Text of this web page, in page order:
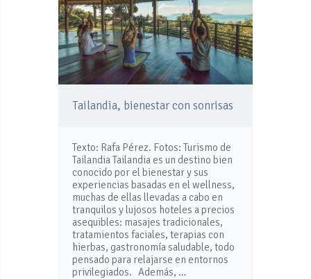
Tailandia, bienestar con sonrisas
Texto: Rafa Pérez. Fotos: Turismo de
Tailandia Tailandia es un destino bien
conocido por el bienestar y sus
experiencias basadas en el wellness,
muchas de ellas llevadas a cabo en
tranquilos y lujosos hoteles a precios
asequibles: masajes tradicionales,
tratamientos faciales, terapias con
hierbas, gastronomía saludable, todo
pensado para relajarse en entornos
privilegiados. Además, …